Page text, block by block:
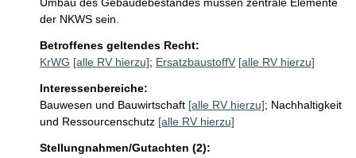
Betroffenes geltendes Recht:
KrWG [alle RV hierzu]; ErsatzbaustoffV [alle RV hierzu]
Interessenbereiche:
Bauwesen und Bauwirtschaft [alle RV hierzu]; Nachhaltigkeit
und Ressourcenschutz [alle RV hierzu]
Stellungnahmen/Gutachten (2):